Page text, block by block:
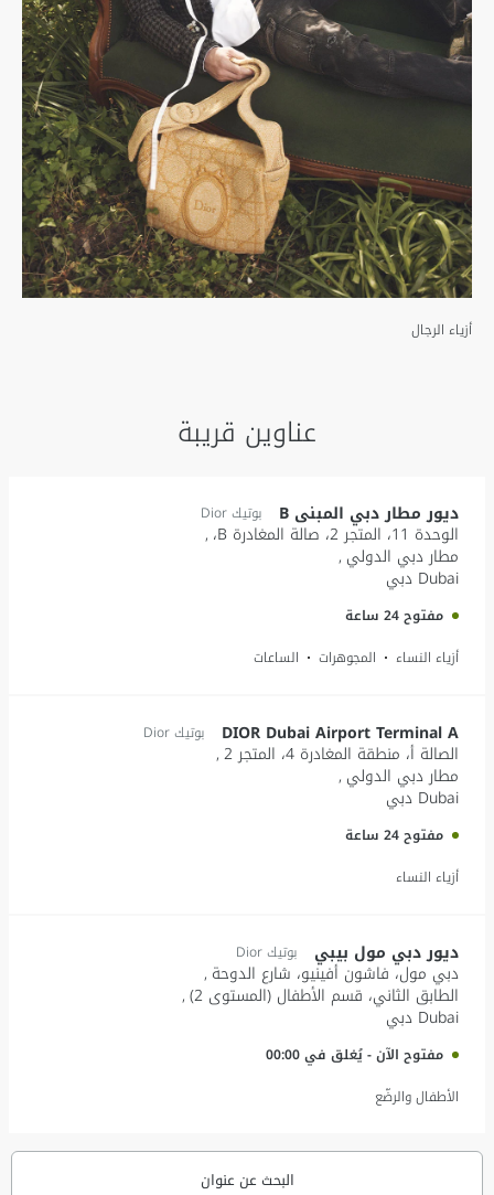
أزياء الرجال
عناوين قريبة
ديور مطار دبي المبنى B بوتيك Dior
الوحدة 11، المتجر 2، صالة المغادرة B،
مطار دبي الدولي
Dubai دبي
مفتوح 24 ساعة
أزياء النساء
المجوهرات الساعات
DIOR Dubai Airport Terminal A بوتيك Dior
الصالة أ، منطقة المغادرة 4، المتجر 2
مطار دبي الدولي
Dubai دبي
مفتوح 24 ساعة
أزياء النساء
ديور دبي مول بيبي بوتيك Dior
دبي مول، فاشون أفينيو، شارع الدوحة
الطابق الثاني، قسم الأطفال (المستوى 2)
Dubai دبي
مفتوح الآن-يُغلق في00:00
الأطفال والرضّع
البحث عن عنوان